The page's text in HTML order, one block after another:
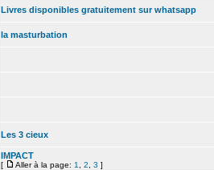
Livres disponibles gratuitement sur whatsapp
la masturbation
Les 3 cieux
IMPACT
[ Aller à la page: 1 2 3 ]